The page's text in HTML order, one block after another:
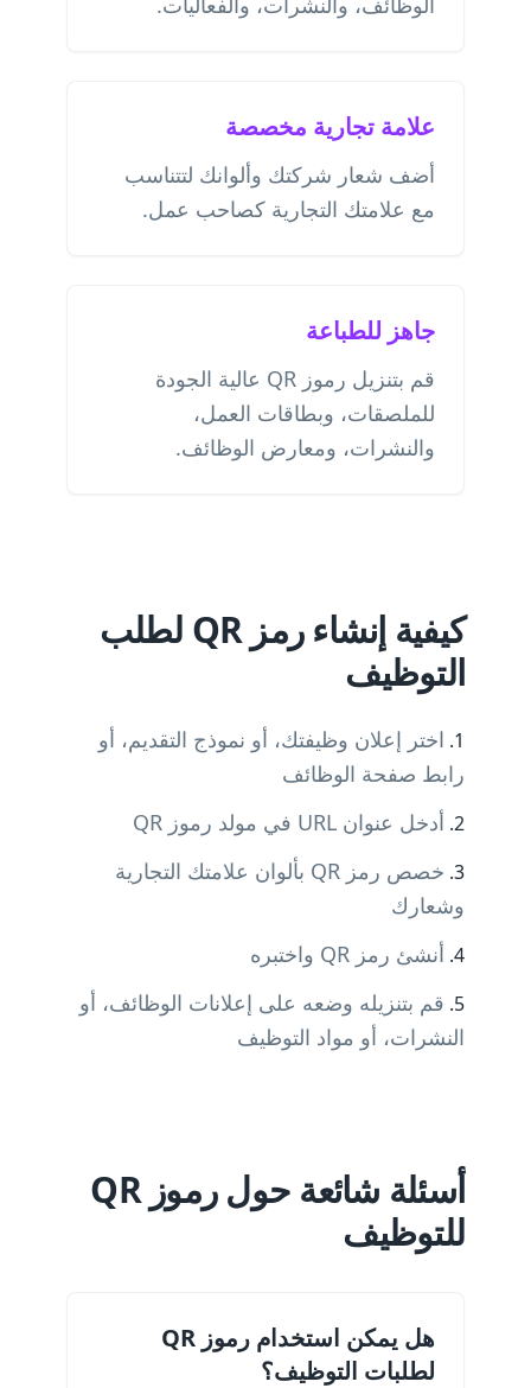
علامة تجارية مخصصة
أضف شعار شركتك وألوانك لتتناسب
مع علامتك التجارية كصاحب عمل.
جاهز للطباعة
قم بتنزيل رموز QR عالية الجودة
للملصقات، وبطاقات العمل،
والنشرات، ومعارض الوظائف.
كيفية إنشاء رمز QR لطلب
التوظيف
اختر إعلان وظيفتك، أو نموذج التقديم، أو
رابط صفحة الوظائف
أدخل عنوان URL في مولد رموز QR
خصص رمز QR بألوان علامتك التجارية
وشعارك
أنشئ رمز QR واختبره
قم بتنزيله وضعه على إعلانات الوظائف، أو
النشرات، أو مواد التوظيف
أسئلة شائعة حول رموز QR
للتوظيف
هل يمكن استخدام رموز QR
لطلبات التوظيف؟